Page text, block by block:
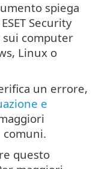
spiega
Security
sui computer
Linux o
un errore,
e
questo